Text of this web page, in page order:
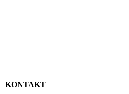
KONTAKT